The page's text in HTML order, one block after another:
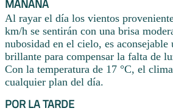
MAÑANA
Al rayar el día los vientos
km/h se sentirán con una brisa
nubosidad en el cielo, es
brillante para compensar la falta de
Con la temperatura de 17 °C, el
cualquier plan del día.
POR LA TARDE